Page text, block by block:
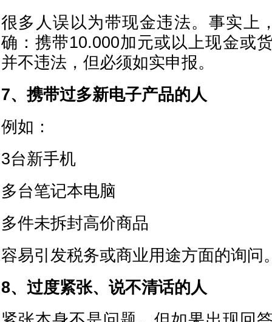
很多人误以为带现金违法。事实上
确：携带10.000加元或以上现金或
并不违法，但必须如实申报。
7、携带过多新电子产品的人
例如：
3台新手机
多台笔记本电脑
多件未拆封高价商品
容易引发税务或商业用途方面的询问
8、过度紧张、说不清话的人